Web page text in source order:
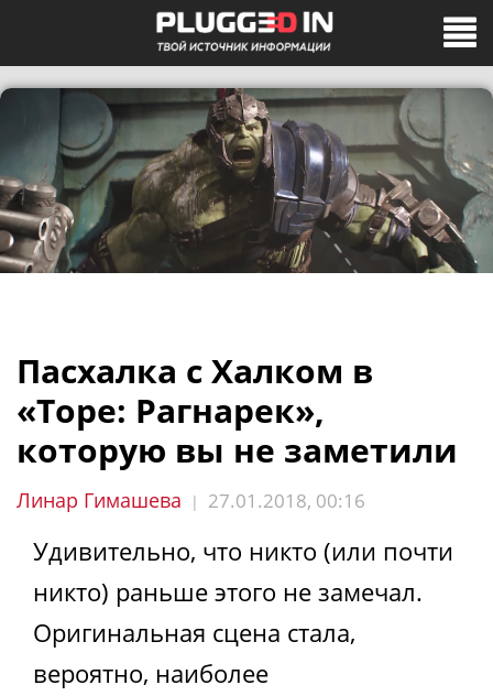
Пасхалка с Халком в
«Торе: Рагнарек»,
которую вы не заметили
Линар Гимашева | 27.01.2018, 00:16
Удивительно, что никто (или почти
никто) раньше этого не замечал.
Оригинальная сцена стала,
вероятно, наиболее